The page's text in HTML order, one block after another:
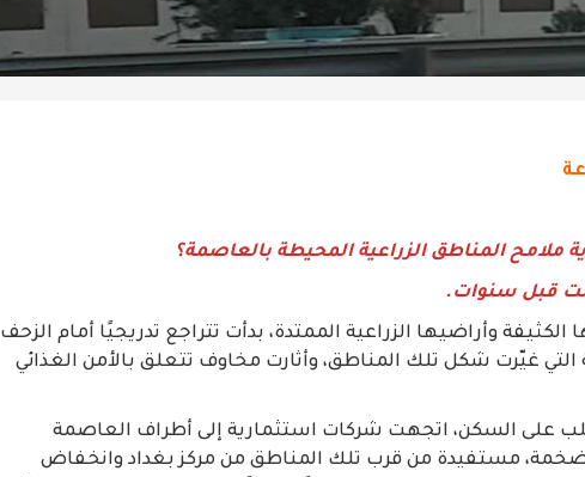
ملامح المناطق الزراعية المحيطة بالعاصمة؟
قبل سنوات.
وأراضيها الزراعية الممتدة، بدأت تتراجع تدريجيًا أمام الزحف
التي غيّرت شكل تلك المناطق، وأثارت مخاوف تتعلق بالأمن الغذائي
على السكن، اتجهت شركات استثمارية إلى أطراف العاصمة
مستفيدة من قرب تلك المناطق من مركز بغداد وانخفاض